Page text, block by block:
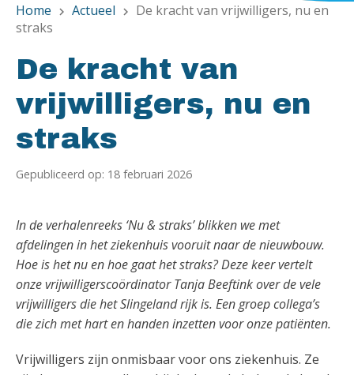
Home chevron_right Actueel chevron_right
De kracht van vrijwilligers, nu en
straks
De kracht van
vrijwilligers, nu en
straks
Gepubliceerd op: 18 februari 2026
In de verhalenreeks ‘Nu & straks’ blikken we met
afdelingen in het ziekenhuis vooruit naar de nieuwbouw.
Hoe is het nu en hoe gaat het straks? Deze keer vertelt
onze vrijwilligerscoördinator Tanja Beeftink over de vele
vrijwilligers die het Slingeland rijk is. Een groep collega’s
die zich met hart en handen inzetten voor onze patiënten.
Vrijwilligers zijn onmisbaar voor ons ziekenhuis. Ze